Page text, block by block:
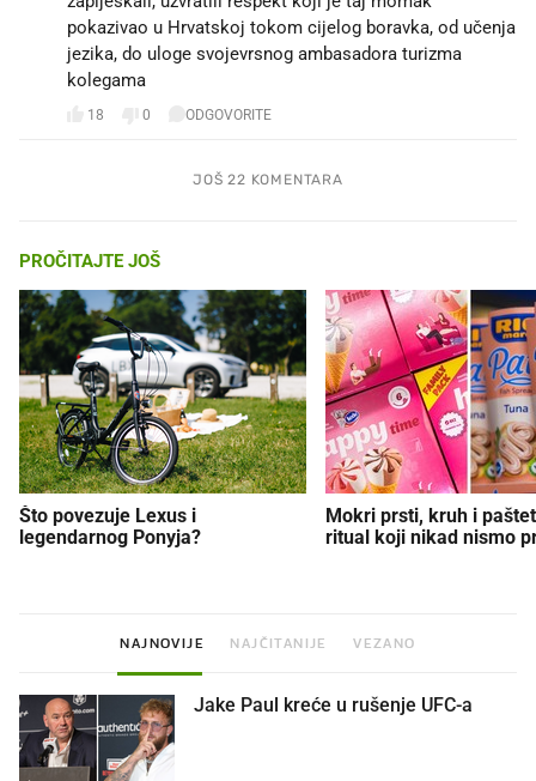
pokazivao u Hrvatskoj tokom cijelog boravka, od učenja
jezika, do uloge svojevrsnog ambasadora turizma
kolegama
18 0 ODGOVORITE
JOŠ 22 KOMENTARA
PROČITAJTE JOŠ
Što povezuje Lexus i
legendarnog Ponyja?
Mokri prsti, kruh i
ritual koji nikad nismo
NAJNOVIJE NAJČITANIJE VEZANO
Jake Paul kreće u rušenje UFC-a